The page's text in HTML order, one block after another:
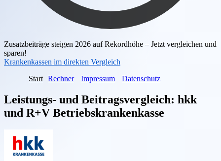
Zusatzbeiträge steigen 2026 auf Rekordhöhe – Jetzt vergleichen und
sparen!
Krankenkassen im direkten Vergleich
Start Rechner Impressum Datenschutz
Leistungs- und Beitragsvergleich: hkk
und R+V Betriebskrankenkasse